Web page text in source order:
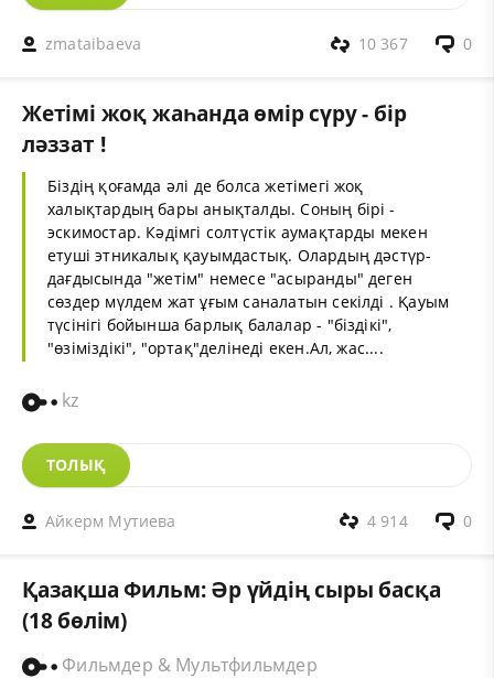
zmataibaeva 0
10 367
Жетімі жоқ жаһанда өмір сүру - бір
ләззат !
Біздің қоғамда әлі де болса жетімегі жоқ
халықтардың бары анықталды. Соның бірі -
эскимостар. Кәдімгі солтүстік аумақтарды мекен
етуші этникалық қауымдастық. Олардың дәстүр-
дағдысында "жетім" немесе "асыранды" деген
сөздер мүлдем жат ұғым саналатын секілді . Қауым
түсінігі бойынша барлық балалар - "біздікі",
"өзіміздікі", "ортақ"делінеді екен.Ал, жас....
kz
ТОЛЫҚ
Айкерм Мутиева 0
4 914
Қазақша Фильм: Әр үйдің сыры басқа
(18 бөлім)
Фильмдер & Мультфильмдер